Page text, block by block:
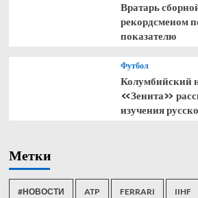
Вратарь
рекордсменом
показателю
Футбол
Колумбийский
«Зенита»
изучения
Метки
#НОВОСТИ ATP FERRARI IIHF